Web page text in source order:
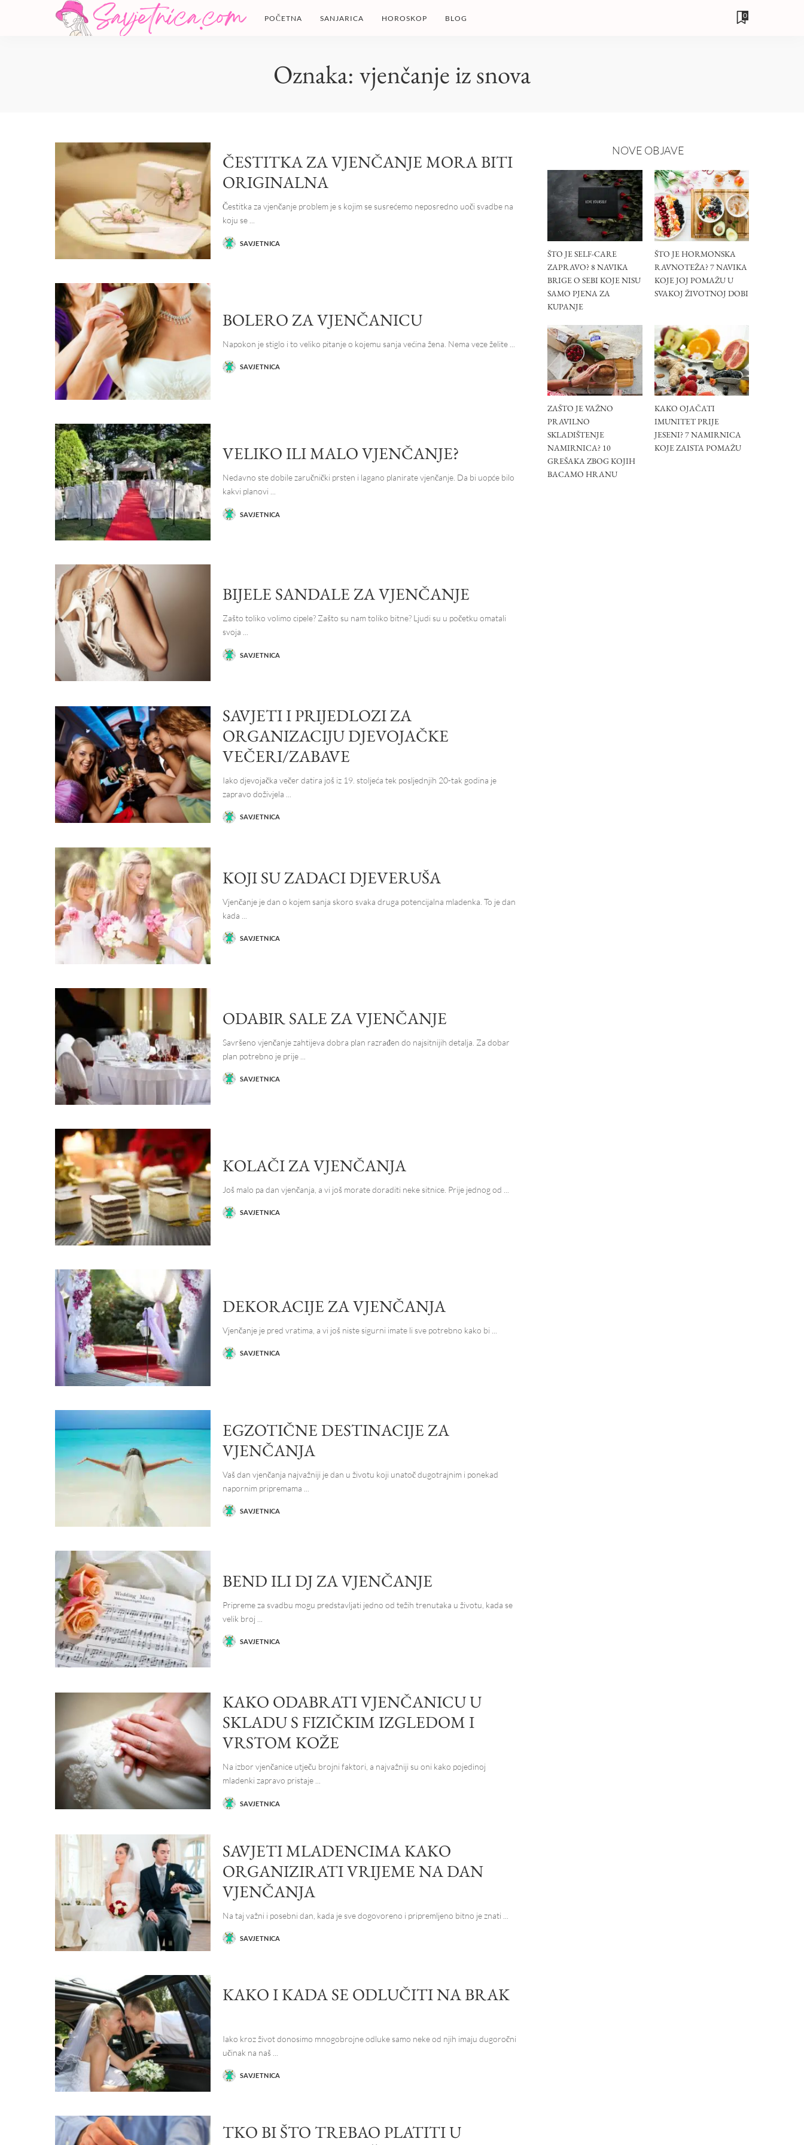
POČETNA SANJARICA HOROSKOP BLOG 0
Oznaka: vjenčanje iz snova
ČESTITKA ZA VJENČANJE MORA BITI
ORIGINALNA
Čestitka za vjenčanje problem je s kojim se susrećemo neposredno uoči svadbe na
koju se
POSTED
BY
SAVJETNICA
BOLERO ZA VJENČANICU
Napokon je stiglo i to veliko pitanje o kojemu sanja većina žena. Nema veze želite
POSTED
BY
SAVJETNICA
VELIKO ILI MALO VJENČANJE?
Nedavno ste dobile zaručnički prsten i lagano planirate vjenčanje. Da bi uopće bilo
kakvi planovi
POSTED
BY
SAVJETNICA
BIJELE SANDALE ZA VJENČANJE
Zašto toliko volimo cipele? Zašto su nam toliko bitne? Ljudi su u početku omatali
svoja
POSTED
BY
SAVJETNICA
SAVJETI I PRIJEDLOZI ZA
ORGANIZACIJU DJEVOJAČKE
VEČERI/ZABAVE
Iako djevojačka večer datira još iz 19. stoljeća tek posljednjih 20-tak godina je
zapravo doživjela
POSTED
BY
SAVJETNICA
KOJI SU ZADACI DJEVERUŠA
Vjenčanje je dan o kojem sanja skoro svaka druga potencijalna mladenka. To je dan
kada
POSTED
BY
SAVJETNICA
ODABIR SALE ZA VJENČANJE
Savršeno vjenčanje zahtijeva dobra plan razrađen do najsitnijih detalja. Za dobar
plan potrebno je prije
POSTED
BY
SAVJETNICA
KOLAČI ZA VJENČANJA
Još malo pa dan vjenčanja, a vi još morate doraditi neke sitnice. Prije jednog od
POSTED
BY
SAVJETNICA
DEKORACIJE ZA VJENČANJA
Vjenčanje je pred vratima, a vi još niste sigurni imate li sve potrebno kako bi
POSTED
BY
SAVJETNICA
EGZOTIČNE DESTINACIJE ZA
VJENČANJA
Vaš dan vjenčanja najvažniji je dan u životu koji unatoč dugotrajnim i ponekad
napornim pripremama
POSTED
BY
SAVJETNICA
BEND ILI DJ ZA VJENČANJE
Pripreme za svadbu mogu predstavljati jedno od težih trenutaka u životu, kada se
velik broj
POSTED
BY
SAVJETNICA
KAKO ODABRATI VJENČANICU U
SKLADU S FIZIČKIM IZGLEDOM I
VRSTOM KOŽE
Na izbor vjenčanice utječu brojni faktori, a najvažniji su oni kako pojedinoj
mladenki zapravo pristaje
POSTED
BY
SAVJETNICA
SAVJETI MLADENCIMA KAKO
ORGANIZIRATI VRIJEME NA DAN
VJENČANJA
Na taj važni i posebni dan, kada je sve dogovoreno i pripremljeno bitno je znati
POSTED
BY
SAVJETNICA
KAKO I KADA SE ODLUČITI NA BRAK
Iako kroz život donosimo mnogobrojne odluke samo neke od njih imaju dugoročni
učinak na naš
POSTED
BY
SAVJETNICA
TKO BI ŠTO TREBAO PLATITI U
NOVE OBJAVE
ŠTO JE SELF-CARE
ZAPRAVO? 8 NAVIKA
BRIGE O SEBI KOJE NISU
SAMO PJENA ZA
KUPANJE
ŠTO JE HORMONSKA
RAVNOTEŽA? 7 NAVIKA
KOJE JOJ POMAŽU U
SVAKOJ ŽIVOTNOJ DOBI
ZAŠTO JE VAŽNO
PRAVILNO
SKLADIŠTENJE
NAMIRNICA? 10
GREŠAKA ZBOG KOJIH
BACAMO HRANU
KAKO OJAČATI
IMUNITET PRIJE
JESENI? 7 NAMIRNICA
KOJE ZAISTA POMAŽU